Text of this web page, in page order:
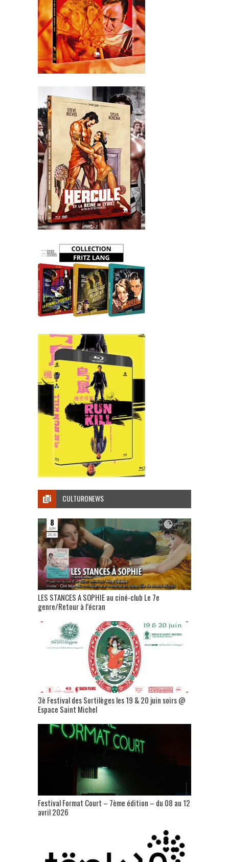
CULTURONEWS
LES STANCES A SOPHIE au ciné-club Le 7e
genre/Retour à l’écran
3è Festival des Sortilèges les 19 & 20 juin soirs @
Espace Saint Michel
Festival Format Court – 7ème édition – du 08 au 12
avril 2026